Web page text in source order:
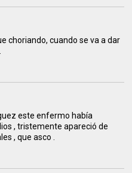
choriando, cuando se va a dar
este enfermo había
, tristemente apareció de
, que asco .